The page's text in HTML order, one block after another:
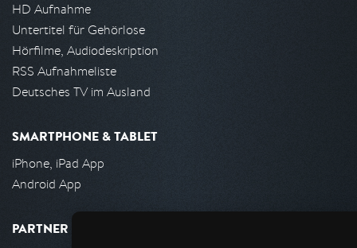
HD Aufnahme
Untertitel für Gehörlose
Hörfilme, Audiodeskription
RSS Aufnahmeliste
Deutsches TV im Ausland
SMARTPHONE & TABLET
iPhone, iPad App
Android App
PARTNER